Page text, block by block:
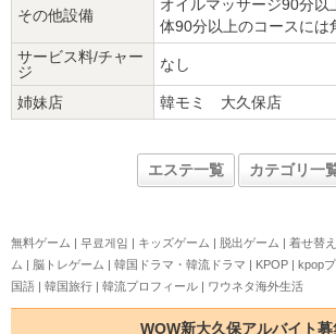
その他設備
オイルマッサージ90分以
体90分以上のコースには
サービス料/チャー
ジ
なし
姉妹店 韓モミ 大久保店
エステ一覧 カテゴリ一
無料ゲーム | 무료게임 | キッズゲーム | 脱出ゲーム | 着せ替
ム | 脳トレゲーム | 韓国ドラマ・韓流ドラマ | KPOP | kpop
国語 | 韓国旅行 | 韓流プロフィール | ワウネタ海外生活
WOW新大久保アルバイト募